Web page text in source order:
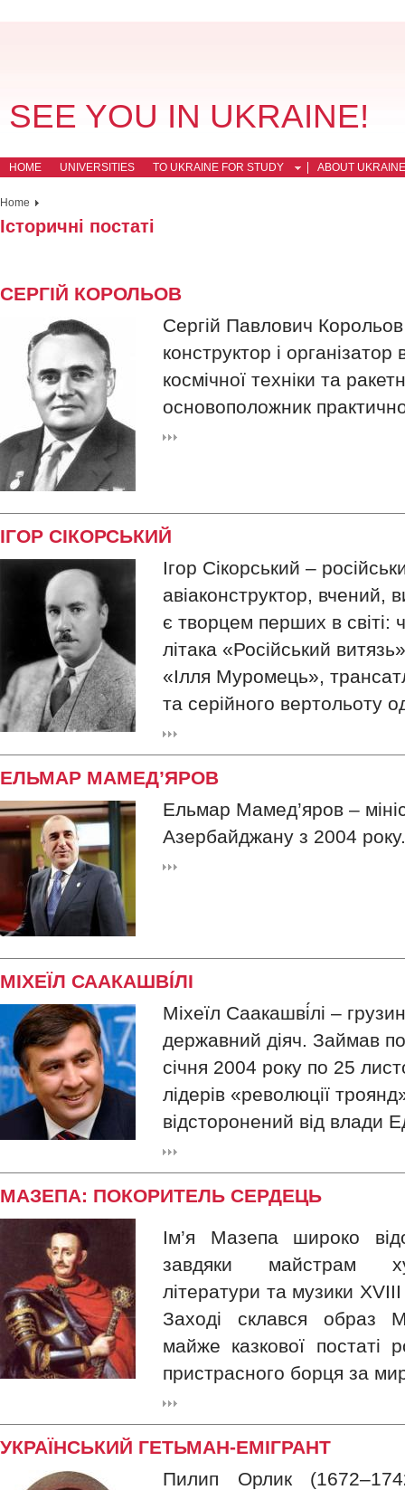
SEE YOU IN UKRAINE!
HOME UNIVERSITIES TO UKRAINE FOR STUDY ABOUT UKRAINE
Home
Історичні постаті
СЕРГІЙ КОРОЛЬОВ
Сергій Павлович
конструктор і
космічної техніки та
основоположник
ІГОР СІКОРСЬКИЙ
Ігор Сікорський –
авіаконструктор, вчений,
є творцем перших в світі:
літака «Російський
«Ілля Муромець»,
та серійного вертольоту
ЕЛЬМАР МАМЕД’ЯРОВ
Ельмар Мамед’яров –
Азербайджану з 2004 року.
МІХЕЇЛ СААКАШВІ́ЛІ
Міхеїл Саакашві́лі –
державний діяч. Займав
січня 2004 року по 25
лідерів «революції
відсторонений від влади
МАЗЕПА: ПОКОРИТЕЛЬ СЕРДЕЦЬ
Ім’я Мазепа широко
завдяки майстрам
літератури та музики
Заході склався образ
майже казкової постаті
пристрасного борця за
УКРАЇНСЬКИЙ ГЕТЬМАН-ЕМІГРАНТ
Пилип Орлик